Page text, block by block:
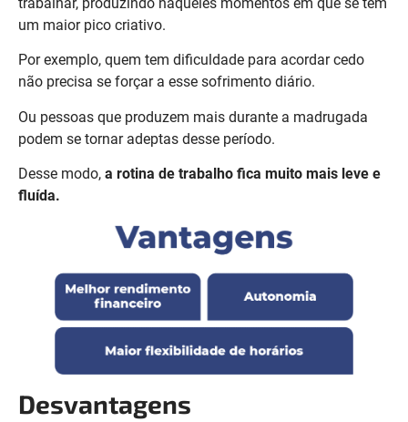
um maior pico criativo.
Por exemplo, quem tem dificuldade para acordar cedo
não precisa se forçar a esse sofrimento diário.
Ou pessoas que produzem mais durante a madrugada
podem se tornar adeptas desse período.
Desse modo, a rotina de trabalho fica muito mais leve e
fluída.
Desvantagens